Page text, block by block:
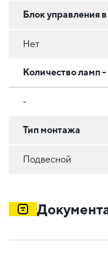
Блок управления
Нет
Количество ламп
-
Тип монтажа
Подвесной